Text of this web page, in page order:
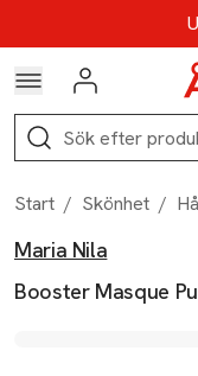
Hoppa till
Logga in
Sök
Start / Skönhet /
Produktbilder
Hoppa över bildspelet
Maria Nila
Booster Masque
Produktinformation